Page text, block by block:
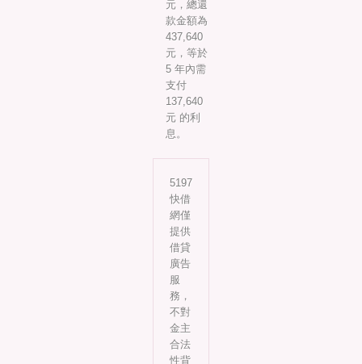
元，總還
款金額為
437,640
元，等於
5 年內需
支付
137,640
元 的利
息。
5197
快借
網僅
提供
借貸
廣告
服
務，
不對
金主
合法
性背